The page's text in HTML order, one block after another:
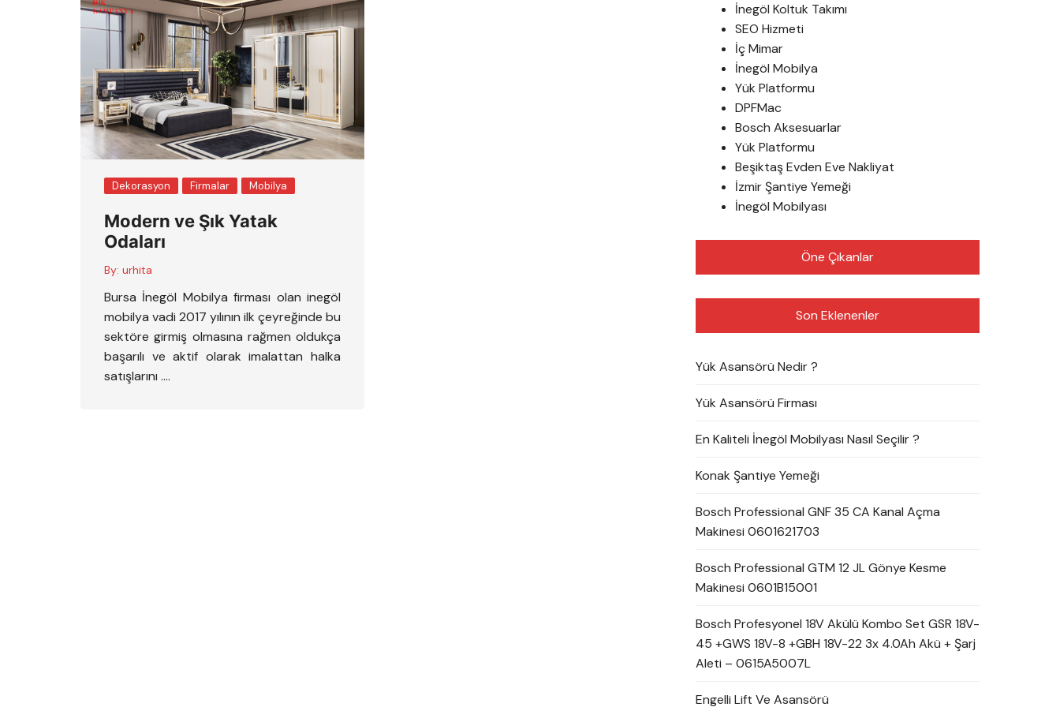
Dekorasyon Firmalar Mobilya
Modern ve Şık Yatak
Odaları
By: urhita
Bursa İnegöl Mobilya firması olan inegöl
mobilya vadi 2017 yılının ilk çeyreğinde bu
sektöre girmiş olmasına rağmen oldukça
başarılı ve aktif olarak imalattan halka
satışlarını ….
İnegöl Koltuk Takımı
SEO Hizmeti
İç Mimar
İnegöl Mobilya
Yük Platformu
DPFMac
Bosch Aksesuarlar
Yük Platformu
Beşiktaş Evden Eve Nakliyat
İzmir Şantiye Yemeği
İnegöl Mobilyası
Öne Çıkanlar
Son Eklenenler
Yük Asansörü Nedir ?
Yük Asansörü Firması
En Kaliteli İnegöl Mobilyası Nasıl Seçilir ?
Konak Şantiye Yemeği
Bosch Professional GNF 35 CA Kanal Açma
Makinesi 0601621703
Bosch Professional GTM 12 JL Gönye Kesme
Makinesi 0601B15001
Bosch Profesyonel 18V Akülü Kombo Set GSR 18V-
45 +GWS 18V-8 +GBH 18V-22 3x 4.0Ah Akü + Şarj
Aleti – 0615A5007L
Engelli Lift Ve Asansörü